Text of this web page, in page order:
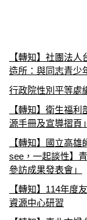
【轉知】社團法
造所：與同志青少
行政院性別平等處
【轉知】衛生福
源手冊及宣導摺頁」
【轉知】國立高
see，一起談性】
參訪成果發表會」
【轉知】114年度
資源中心研習